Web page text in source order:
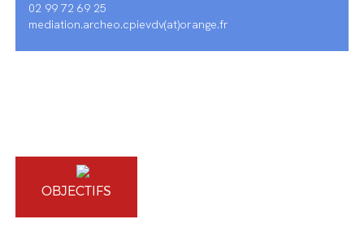
02 99 72 69 25
mediation.archeo.cpievdv(at)orange.fr
OBJECTIFS